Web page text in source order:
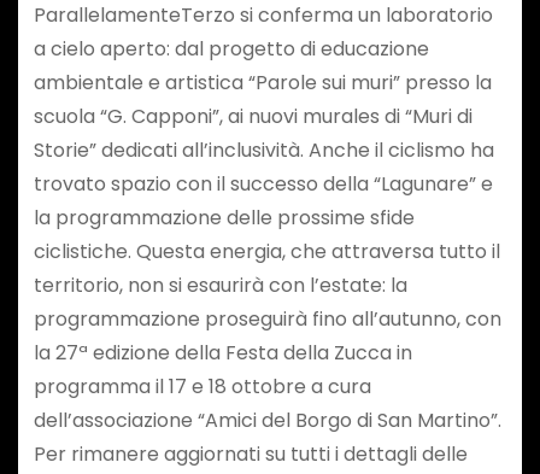
ParallelamenteTerzo si conferma un laboratorio
a cielo aperto: dal progetto di educazione
ambientale e artistica “Parole sui muri” presso la
scuola “G. Capponi”, ai nuovi murales di “Muri di
Storie” dedicati all’inclusività. Anche il ciclismo ha
trovato spazio con il successo della “Lagunare” e
la programmazione delle prossime sfide
ciclistiche. Questa energia, che attraversa tutto il
territorio, non si esaurirà con l’estate: la
programmazione proseguirà fino all’autunno, con
la 27ª edizione della Festa della Zucca in
programma il 17 e 18 ottobre a cura
dell’associazione “Amici del Borgo di San Martino”.
Per rimanere aggiornati su tutti i dettagli delle